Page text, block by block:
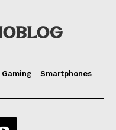
Gaming
Smartphones